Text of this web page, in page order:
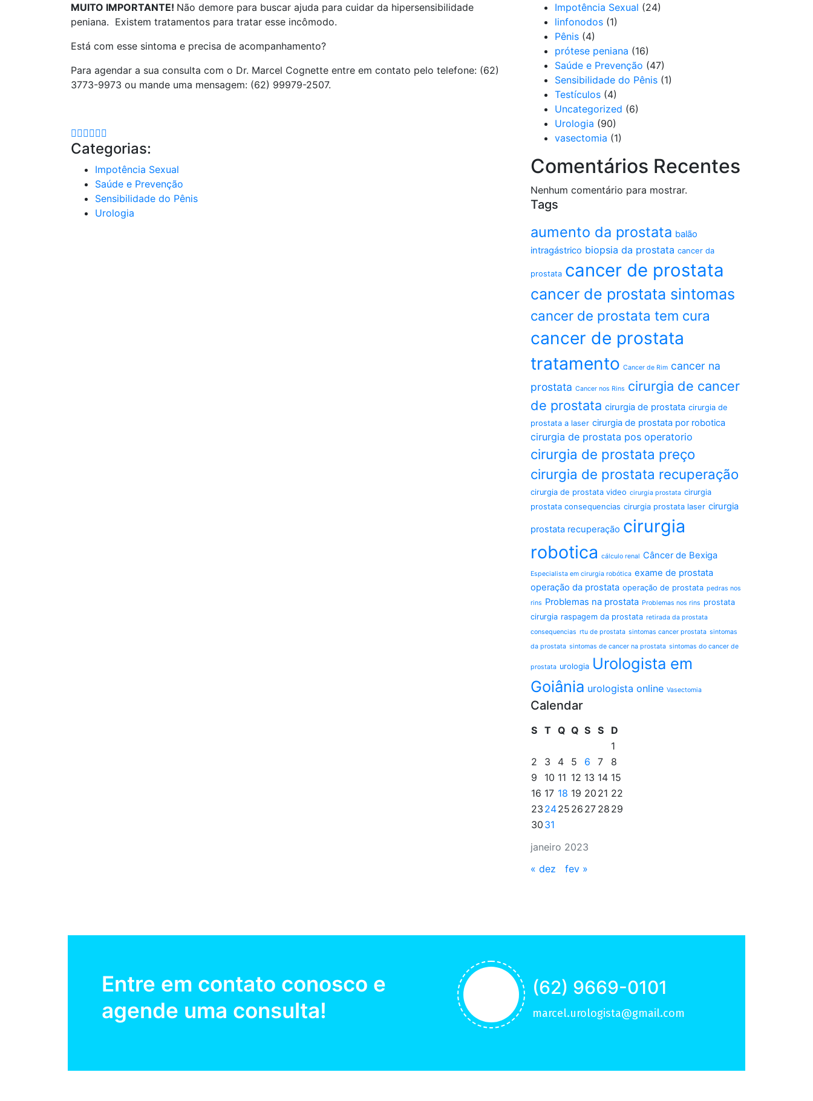
MUITO IMPORTANTE! Não demore para buscar ajuda para cuidar da hipersensibilidade
peniana. Existem tratamentos para tratar esse incômodo.
Está com esse sintoma e precisa de acompanhamento?
Para agendar a sua consulta com o Dr. Marcel Cognette entre em contato pelo telefone: (62)
3773-9973 ou mande uma mensagem: (62) 99979-2507.
Categorias:
Impotência Sexual
Saúde e Prevenção
Sensibilidade do Pênis
Urologia
Impotência Sexual (24)
linfonodos (1)
Pênis (4)
prótese peniana (16)
Saúde e Prevenção (47)
Sensibilidade do Pênis (1)
Testículos (4)
Uncategorized (6)
Urologia (90)
vasectomia (1)
Comentários Recentes
Nenhum comentário para mostrar.
Tags
aumento da prostata balão
intragástrico biopsia da prostata cancer da
prostata cancer de prostata
cancer de prostata sintomas
cancer de prostata tem cura
cancer de prostata
tratamento Cancer de Rim cancer na
prostata Cancer nos Rins cirurgia de cancer
de prostata cirurgia de prostata cirurgia de
prostata a laser cirurgia de prostata por robotica
cirurgia de prostata pos operatorio
cirurgia de prostata preço
cirurgia de prostata recuperação
cirurgia de prostata video cirurgia prostata cirurgia
prostata consequencias cirurgia prostata laser cirurgia
prostata recuperação cirurgia
robotica cálculo renal Câncer de Bexiga
Especialista em cirurgia robótica exame de prostata
operação da prostata operação de prostata pedras nos
rins Problemas na prostata Problemas nos rins prostata
cirurgia raspagem da prostata retirada da prostata
consequencias rtu de prostata sintomas cancer prostata sintomas
da prostata sintomas de cancer na prostata sintomas do cancer de
prostata urologia Urologista em
Goiânia urologista online Vasectomia
Calendar
janeiro 2023
S T Q Q S S
D
1
2
3 4 5 6 7
8
9
10 11 12 13 14 15
16 17 18 19 20 21 22
23 2425 26 27 28 29
30 31
« dez fev »
Entre em contato conosco e
agende uma consulta!
(62) 9669-0101
marcel.urologista@gmail.com